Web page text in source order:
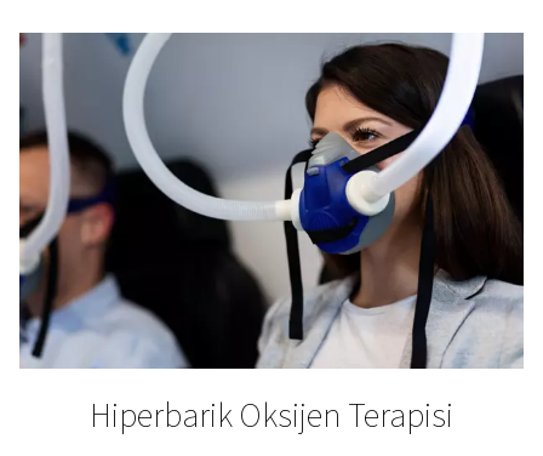
PCB lehimleme
Baskılı devre kartları (PCB'ler), modern
oluşturur ve yüksek kaliteli lehimleme, performansları
önem taşır. Pneumatech PPNG HE ile, oksitlenmeyi
üstün lehimleme sonuçları sağlayan inert bir atmosfer
için kendi azotunuzu üretebilirsiniz.